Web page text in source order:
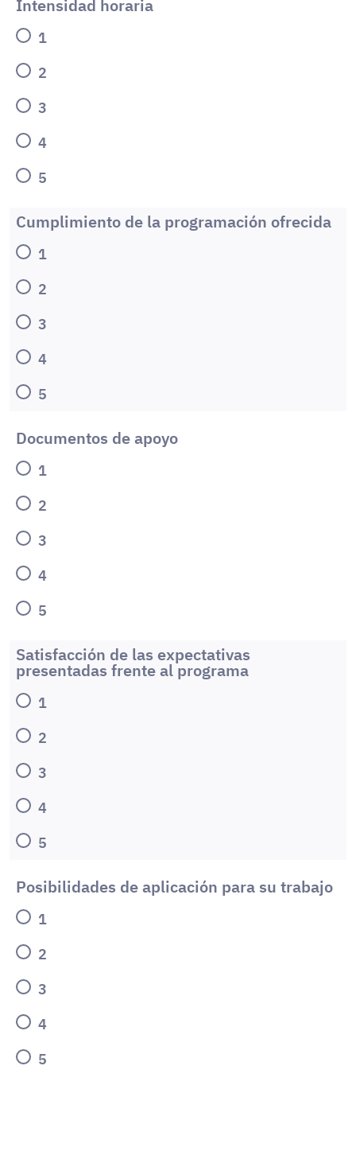
Intensidad horaria
1
2
3
4
5
Cumplimiento de la programación ofrecida
1
2
3
4
5
Documentos de apoyo
1
2
3
4
5
Satisfacción de las expectativas
presentadas frente al programa
1
2
3
4
5
Posibilidades de aplicación para su trabajo
1
2
3
4
5